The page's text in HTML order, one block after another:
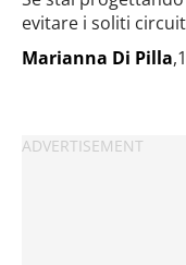
evitare i soliti
Marianna Di Pilla